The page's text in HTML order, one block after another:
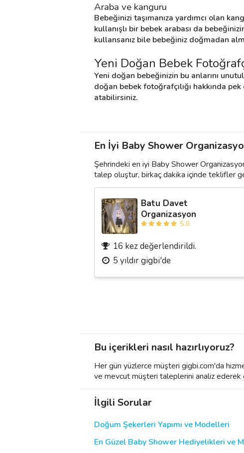
Araba ve kanguru
Bebeğinizi taşımanıza yardımcı olan
kullanışlı bir bebek arabası da
kullansanız bile bebeğiniz doğmadan
Yeni Doğan Bebek
Yeni doğan bebeğinizin bu anlarını
doğan bebek fotoğrafçılığı hakkında
atabilirsiniz.
En İyi Baby Shower
Şehrindeki en iyi Baby Shower
talep oluştur, birkaç dakika içinde teklifler
Batu Davet
Organizasyon
5.0
16 kez değerlendirildi.
5 yıldır gigbi'de
Bu içerikleri nasıl hazırlıyoruz?
Her gün yüzlerce müşteri gigbi.com'da
ve mevcut müşteri taleplerini analiz ederek
İlgili Sorular
Doğum Şekerleri Yapımı ve Modelleri
En Güzel Baby Shower Hediyelikleri ve